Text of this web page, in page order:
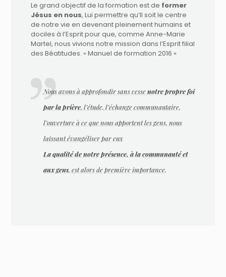
Le grand objectif de la formation est de former
Jésus en nous, Lui permettre qu’Il soit le centre
de notre vie en devenant pleinement humains et
dociles à l’Esprit pour que, comme Anne-Marie
Martel, nous vivions notre mission dans l’Esprit filial
des Béatitudes. « Manuel de formation 2016 »
Nous avons à approfondir sans cessenotre propre foi
par la prière, l’étude, l’échange communautaire,
l’ouverture à ce que nous apportent les gens, nous
laissant évangéliser par eux
La qualité de notre présence, à la communauté et
aux gens, est alors de première importance.